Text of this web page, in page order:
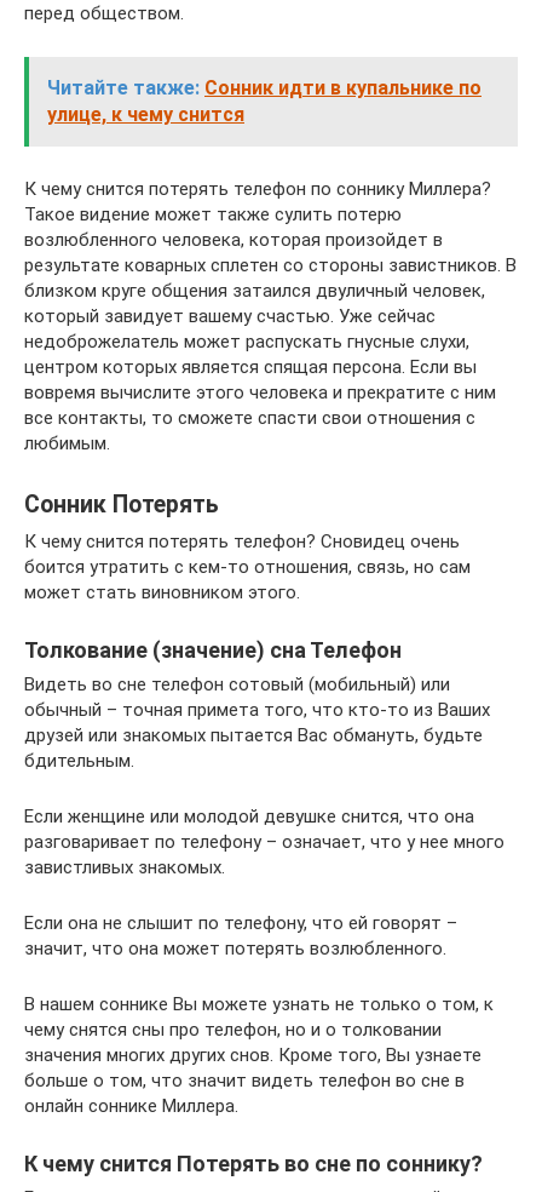
перед обществом.
Читайте также: Сонник идти в купальнике по
улице, к чему снится
К чему снится потерять телефон по соннику Миллера?
Такое видение может также сулить потерю
возлюбленного человека, которая произойдет в
результате коварных сплетен со стороны завистников. В
близком круге общения затаился двуличный человек,
который завидует вашему счастью. Уже сейчас
недоброжелатель может распускать гнусные слухи,
центром которых является спящая персона. Если вы
вовремя вычислите этого человека и прекратите с ним
все контакты, то сможете спасти свои отношения с
любимым.
Сонник Потерять
К чему снится потерять телефон? Сновидец очень
боится утратить с кем-то отношения, связь, но сам
может стать виновником этого.
Толкование (значение) сна Телефон
Видеть во сне телефон сотовый (мобильный) или
обычный – точная примета того, что кто-то из Ваших
друзей или знакомых пытается Вас обмануть, будьте
бдительным.
Если женщине или молодой девушке снится, что она
разговаривает по телефону – означает, что у нее много
завистливых знакомых.
Если она не слышит по телефону, что ей говорят –
значит, что она может потерять возлюбленного.
В нашем соннике Вы можете узнать не только о том, к
чему снятся сны про телефон, но и о толковании
значения многих других снов. Кроме того, Вы узнаете
больше о том, что значит видеть телефон во сне в
онлайн соннике Миллера.
К чему снится Потерять во сне по соннику?